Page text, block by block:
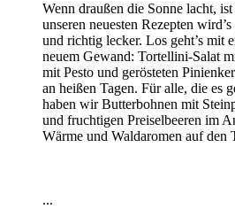
Wenn draußen die Sonne lacht,
unseren neuesten Rezepten
und richtig lecker. Los geht’s mit
neuem Gewand: Tortellini-Salat
mit Pesto und gerösteten
an heißen Tagen. Für alle, die es
haben wir Butterbohnen mit
und fruchtigen Preiselbeeren im
Wärme und Waldaromen auf den
...